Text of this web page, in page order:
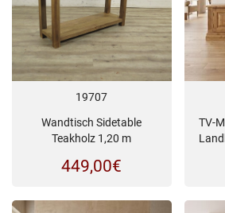
19707
Wandtisch Sidetable
Teakholz 1,20 m
449,00€
TV-